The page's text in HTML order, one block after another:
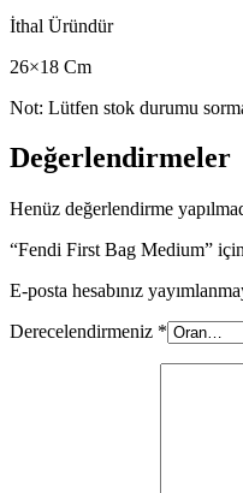
İthal Üründür
26×18 Cm
Not: Lütfen stok durumu
Değerlendirmeler
Henüz değerlendirme
“Fendi First Bag Medium”
E-posta hesabınız
Derecelendirmeniz *